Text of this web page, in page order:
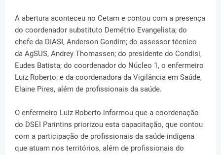
A abertura aconteceu no Cetam e contou com a presença
do coordenador substituto Demétrio Evangelista; do
chefe da DIASI, Anderson Gondim; do assessor técnico
da AgSUS, Andrey Thomassen; do presidente do Condisi,
Eudes Batista; do coordenador do Núcleo 1, o enfermeiro
Luiz Roberto; e da coordenadora da Vigilância em Saúde,
Elaine Pires, além de profissionais da saúde.
O enfermeiro Luiz Roberto informou que a coordenação
do DSEI Parintins priorizou esta capacitação, que contou
com a participação de profissionais da saúde indígena
que atuam nos territórios, além de profissionais do